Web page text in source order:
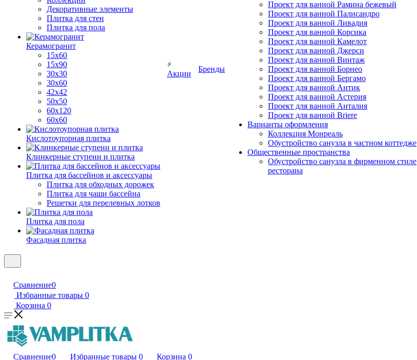
Декоративные элементы
Плитка для стен
Плитка для пола
Керамогранит
15х60
15x90
30х30
30х60
42х42
50х50
60х120
60х60
Кислотоупорная плитка
Клинкерные ступени и плитка
Плитка для бассейнов и аксессуары
Плитка для обходных дорожек
Плитка для чаши бассейна
Решетки для перелевных лотков
Плитка для пола
Фасадная плитка
Акции
Бренды
Проект для ванной Рамина бежевый
Проект для ванной Палисандро
Проект для ванной Ливадия
Проект для ванной Корсика
Проект для ванной Камелот
Проект для ванной Джерси
Проект для ванной Винтаж
Проект для ванной Борнео
Проект для ванной Бергамо
Проект для ванной Антик
Проект для ванной Астерия
Проект для ванной Анталия
Проект для ванной Briere
Варианты оформления
Коллекция Монреаль
Обустройство санузла в частном коттедже
Общественные пространства
Обустройство санузла в фирменном стиле
ресторана
Сравнение0
Избранные товары 0
Корзина 0
Сравнение0 Избранные товары 0 Корзина 0